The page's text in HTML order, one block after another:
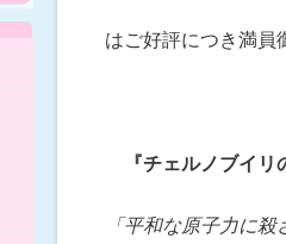
はご好評につき満員
『チェルノブイリ
「平和な原子力に